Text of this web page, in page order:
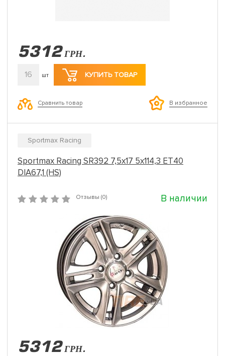
5312 ГРН.
16 шт КУПИТЬ ТОВАР
Сравнить товар В избранное
Sportmax Racing
Sportmax Racing SR392 7,5x17 5x114,3 ET40
DIA67,1 (HS)
Отзывы (0) В наличии
5312 ГРН.